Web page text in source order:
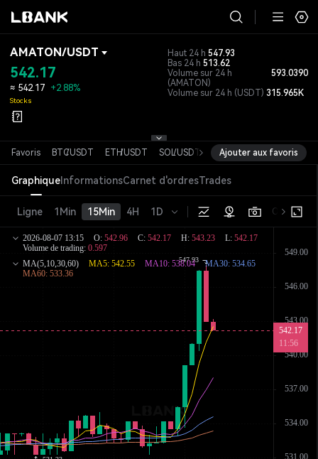
AMATON/USDT
542.17
≈ 542.17 +2.88%
Stocks
Haut 24 h 547.93
Bas 24 h 513.62
Volume sur 24 h
(AMATON)
593.0390
Volume sur 24 h (USDT) 315.965K
Favoris BTC/USDT ETH/USDT SOL/USDT XRP/USDT DOGE/USDT
Ajouter aux favoris
GraphiqueInformationsCarnet d'ordresTrades
Ligne 1Min 15Min 4H 1D Original